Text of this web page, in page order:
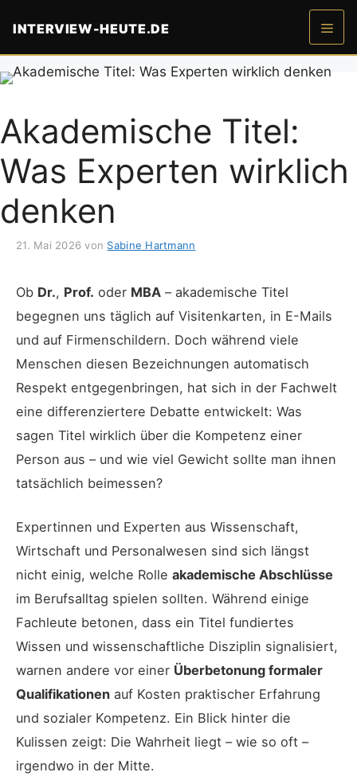
Inhalt
INTERVIEW-HEUTE.DE
Menü
Akademische Titel:
Was Experten wirklich
denken
21. Mai 2026 von Sabine Hartmann
Ob Dr., Prof. oder MBA – akademische Titel
begegnen uns täglich auf Visitenkarten, in E-Mails
und auf Firmenschildern. Doch während viele
Menschen diesen Bezeichnungen automatisch
Respekt entgegenbringen, hat sich in der Fachwelt
eine differenziertere Debatte entwickelt: Was
sagen Titel wirklich über die Kompetenz einer
Person aus – und wie viel Gewicht sollte man ihnen
tatsächlich beimessen?
Expertinnen und Experten aus Wissenschaft,
Wirtschaft und Personalwesen sind sich längst
nicht einig, welche Rolle akademische Abschlüsse
im Berufsalltag spielen sollten. Während einige
Fachleute betonen, dass ein Titel fundiertes
Wissen und wissenschaftliche Disziplin signalisiert,
warnen andere vor einer Überbetonung formaler
Qualifikationen auf Kosten praktischer Erfahrung
und sozialer Kompetenz. Ein Blick hinter die
Kulissen zeigt: Die Wahrheit liegt – wie so oft –
irgendwo in der Mitte.